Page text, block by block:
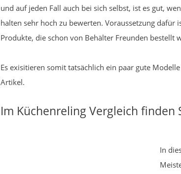
und auf jeden Fall auch bei sich selbst, ist es gut,
halten sehr hoch zu bewerten. Voraussetzung dafür
Produkte, die schon von Behälter Freunden bestellt
Es exisitieren somit tatsächlich ein paar gute
Artikel.
Im Küchenreling Vergleich
In